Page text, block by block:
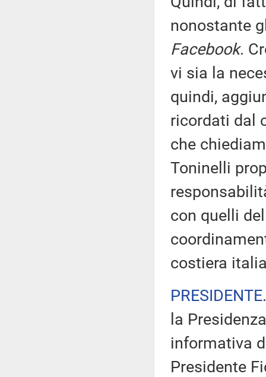
nonostante
Facebook.
vi sia la
quindi,
ricordati dal
che
Toninelli
con quelli
costiera
PRESIDENTE
la
informativa
Presidente